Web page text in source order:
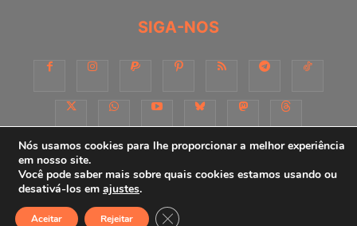
SIGA-NOS
Sobre Contato Apoie-nos!
© iPhoneDicas
Nós usamos cookies para lhe proporcionar a melhor experiência
em nosso site.
Você pode saber mais sobre quais cookies estamos usando ou
desativá-los em ajustes.
Aceitar Rejeitar Close GDPR Cookie Banner